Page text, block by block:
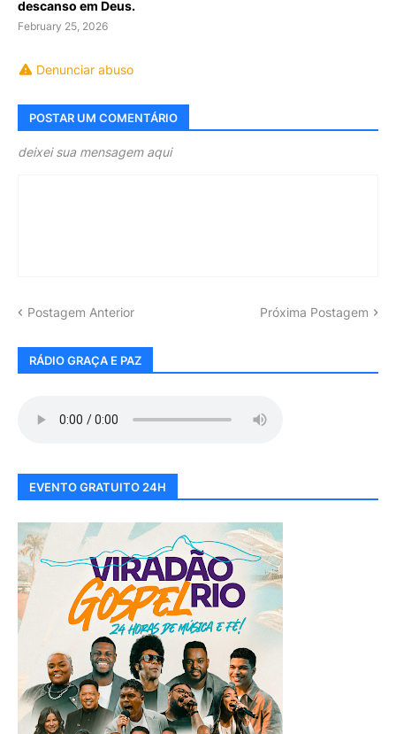
descanso em Deus.
February 25, 2026
Denunciar abuso
POSTAR UM COMENTÁRIO
deixei sua mensagem aqui
Postagem Anterior Próxima Postagem
RÁDIO GRAÇA E PAZ
EVENTO GRATUITO 24H